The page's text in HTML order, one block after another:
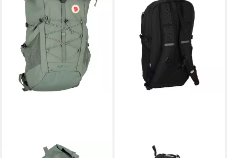
FJÄLLRÄVEN FJÄLLRÄVEN